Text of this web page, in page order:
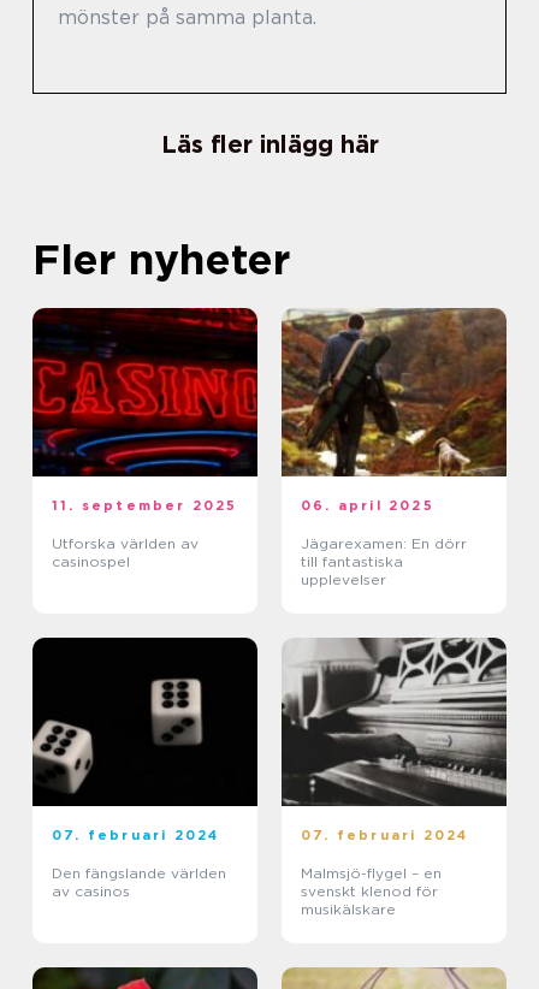
mönster på samma planta.
Läs fler inlägg här
Fler nyheter
11. september 2025
Utforska världen av
casinospel
06. april 2025
Jägarexamen: En dörr
till fantastiska
upplevelser
07. februari 2024
Den fängslande världen
av casinos
07. februari 2024
Malmsjö-flygel – en
svenskt klenod för
musikälskare